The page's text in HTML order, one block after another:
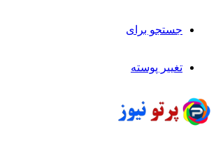
جستجو برای
تغییر پوسته